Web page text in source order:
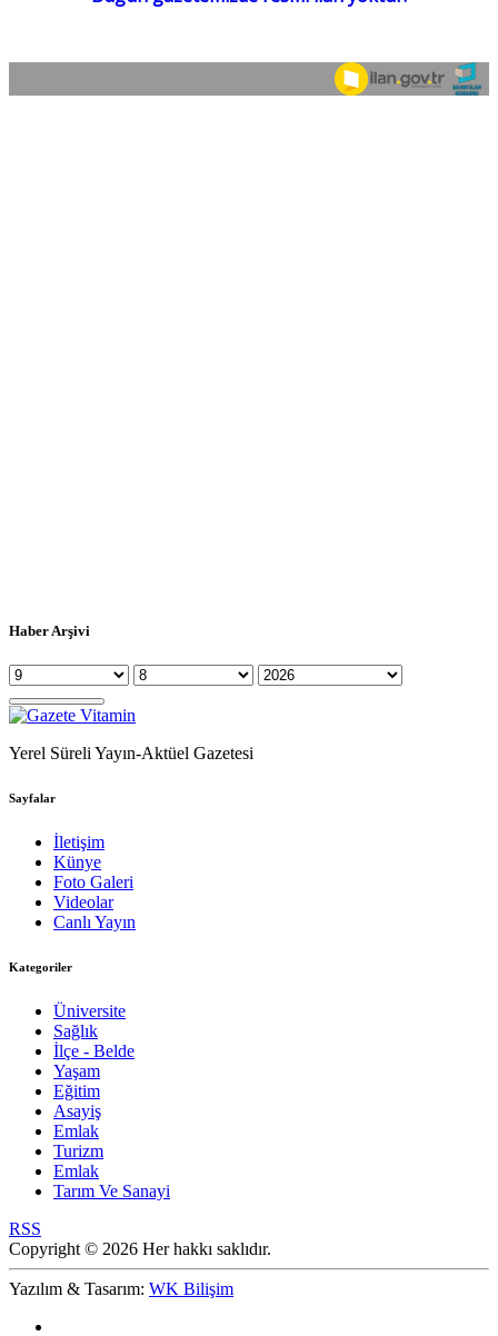
Haber Arşivi
Yerel Süreli Yayın-Aktüel Gazetesi
Sayfalar
İletişim
Künye
Foto Galeri
Videolar
Canlı Yayın
Kategoriler
Üniversite
Sağlık
İlçe - Belde
Yaşam
Eğitim
Asayiş
Emlak
Turizm
Emlak
Tarım Ve Sanayi
RSS
Copyright © 2026 Her hakkı saklıdır.
Yazılım & Tasarım: WK Bilişim